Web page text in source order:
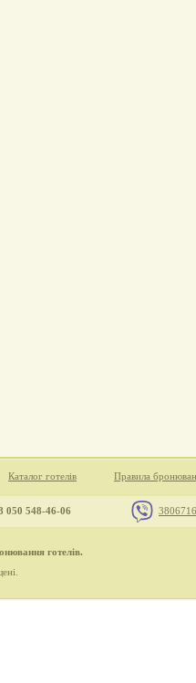
Каталог готелів Правила
050 548-46-06
готелів.